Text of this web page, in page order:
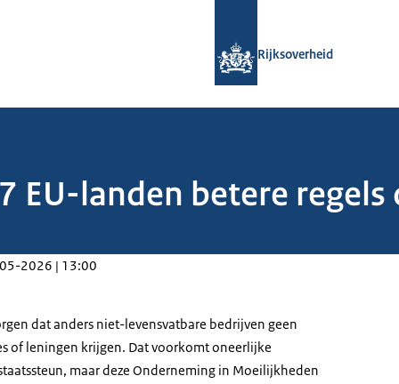
Rijksoverheid
EU-landen betere
2026 | 13:00
dat anders niet-levensvatbare bedrijven geen
of leningen krijgen. Dat voorkomt oneerlijke
maar deze Onderneming in Moeilijkheden